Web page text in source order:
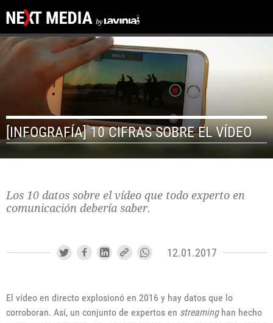
[INFOGRAFÍA] 10 CIFRAS SOBRE EL VÍDEO
Los 10 datos sobre el vídeo que todo experto en
comunicación debería saber.
12.01.2017
El vídeo en directo explosionó en 2016 y hay datos que lo
corroboran. Así, un conjunto de expertos en streaminghan hecho